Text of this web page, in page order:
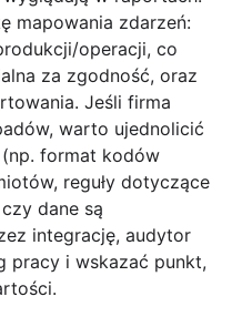
mapowania zdarzeń:
operacji, co
za zgodność, oraz
Jeśli firma
warto ujednolicić
(np. format kodów
reguły dotyczące
dane są
integrację, audytor
pracy i wskazać punkt,